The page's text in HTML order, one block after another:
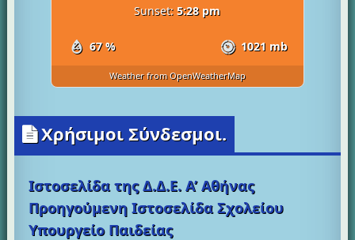
67 % 1021 mb
Sunset: 5:28 pm
Weather from OpenWeatherMap
Χρήσιμοι Σύνδεσμοι.
Ιστοσελίδα της Δ.Δ.Ε. Α’ Αθήνας
Προηγούμενη Ιστοσελίδα Σχολείου
Υπουργείο Παιδείας